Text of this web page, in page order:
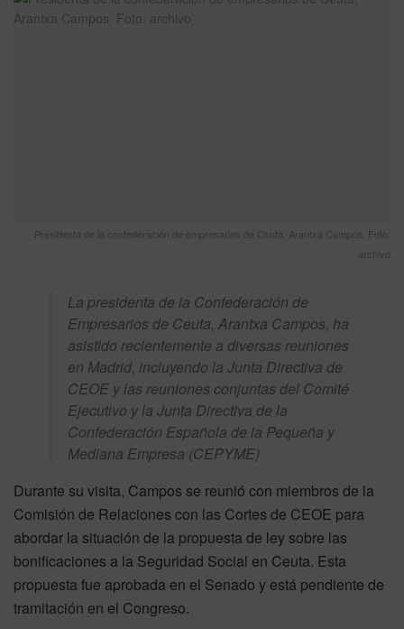
Presidenta de la confederación de empresarios de Ceuta, Arantxa Campos. Foto:
archivo
La presidenta de la Confederación de
Empresarios de Ceuta, Arantxa Campos, ha
asistido recientemente a diversas reuniones
en Madrid, incluyendo la Junta Directiva de
CEOE y las reuniones conjuntas del Comité
Ejecutivo y la Junta Directiva de la
Confederación Española de la Pequeña y
Mediana Empresa (CEPYME)
Durante su visita, Campos se reunió con miembros de la
Comisión de Relaciones con las Cortes de CEOE para
abordar la situación de la propuesta de ley sobre las
bonificaciones a la Seguridad Social en Ceuta. Esta
propuesta fue aprobada en el Senado y está pendiente de
tramitación en el Congreso.